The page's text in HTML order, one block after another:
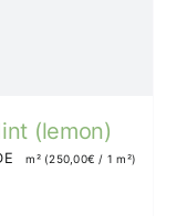
(lemon)
m² (250,00€ / 1 m²)